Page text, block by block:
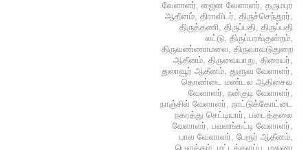
வேளாளர், ஜைன வேளாளர், தருமபுர
ஆதீனம், திராவிடர், திருச்செந்தூர்,
திருத்தணி, திருப்பதி, திருப்பதி
லட்டு, திருப்பரங்குன்றம்,
திருவண்ணாமலை, திருவாவடுதுறை
ஆதீனம், திருவையாறு, திரையர்,
துலாவூர் ஆதீனம், துளுவ வேளாளர்,
தொண்டை மண்டல ஆதிசைவ
வேளாளர், நன்குடி வேளாளர்,
நாஞ்சில் வேளாளர், நாட்டுக்கோட்டை
நகரத்து செட்டியார், படைத்தலை
வேளாளர், பவளங்கட்டி வேளாளர்,
பால வேளாளர், பேரூர் ஆதீனம்,
பௌத்தம், மட்டக்களப்பு, மதுரை